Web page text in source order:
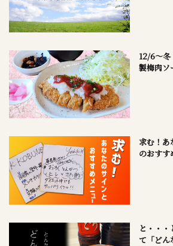
12/6～冬
製梅肉ソ
求む！あ
のおすす
と・・
て「どん